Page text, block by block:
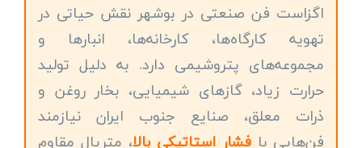
اگزاست فن صنعتی در بوشهر نقش حیاتی در
تهویه کارگاه‌ها، کارخانه‌ها، انبارها و
مجموعه‌های پتروشیمی دارد. به دلیل تولید
حرارت زیاد، گازهای شیمیایی، بخار روغن و
ذرات معلق، صنایع جنوب ایران نیازمند
فن‌هایی با فشار استاتیکی بالا، متریال مقاوم